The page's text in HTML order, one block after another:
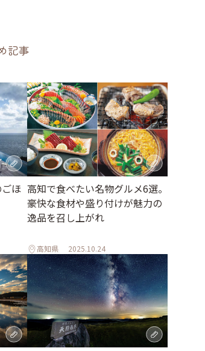
記事
ほ 高知で食べたい名物グルメ6選。
豪快な食材や盛り付けが魅力の
逸品を召し上がれ
高知県 2025.10.24